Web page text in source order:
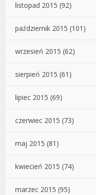
listopad 2015 (92)
październik 2015 (101)
wrzesień 2015 (62)
sierpień 2015 (61)
lipiec 2015 (69)
czerwiec 2015 (73)
maj 2015 (81)
kwiecień 2015 (74)
marzec 2015 (95)